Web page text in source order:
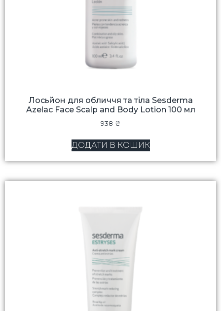
Лосьйон для обличчя та тіла Sesderma
Azelac Face Scalp and Body Lotion 100 мл
938 ₴
ДОДАТИ В КОШИК